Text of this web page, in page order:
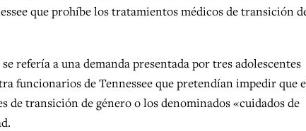
que prohíbe los tratamientos médicos de transición
se refería a una demanda presentada por tres adolescentes
funcionarios de Tennessee que pretendían impedir que
transición de género o los denominados «cuidados de